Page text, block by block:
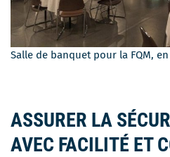
Salle de banquet pour la FQM,
ASSURER LA
AVEC FACILITÉ ET